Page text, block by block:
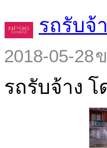
รถรับจ้
2018-05-28
รถรับจ้าง